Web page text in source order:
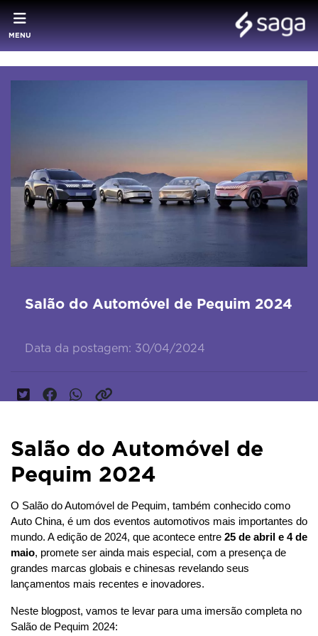
MENU
Salão do Automóvel de Pequim 2024
Data da postagem: 30/04/2024
Salão do Automóvel de
Pequim 2024
O Salão do Automóvel de Pequim, também conhecido como
Auto China, é um dos eventos automotivos mais importantes do
mundo. A edição de 2024, que acontece entre 25 de abril e 4 de
maio, promete ser ainda mais especial, com a presença de
grandes marcas globais e chinesas revelando seus
lançamentos mais recentes e inovadores.
Neste blogpost, vamos te levar para uma imersão completa no
Salão de Pequim 2024: